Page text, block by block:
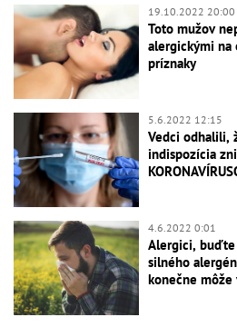
19.10.2022 20:00
Toto mužov
alergickými na
príznaky
5.6.2022 12:15
Vedci odhalili,
indispozícia
4.6.2022 0:01
Alergici, buďte
silného
konečne